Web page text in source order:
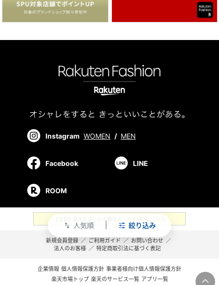
swap_vert 人気順 絞り込み
Instagram WOMEN / MEN
Facebook LINE
ROOM
新規会員登録 ／ ご利用ガイド ／ お問い合わせ ／
法人のお客様 ／ 特定商取引法に基づく表記
企業情報 個人情報保護方針 事業者様向け個人情報保護方針
楽天市場トップ 楽天のサービス一覧 アプリ一覧